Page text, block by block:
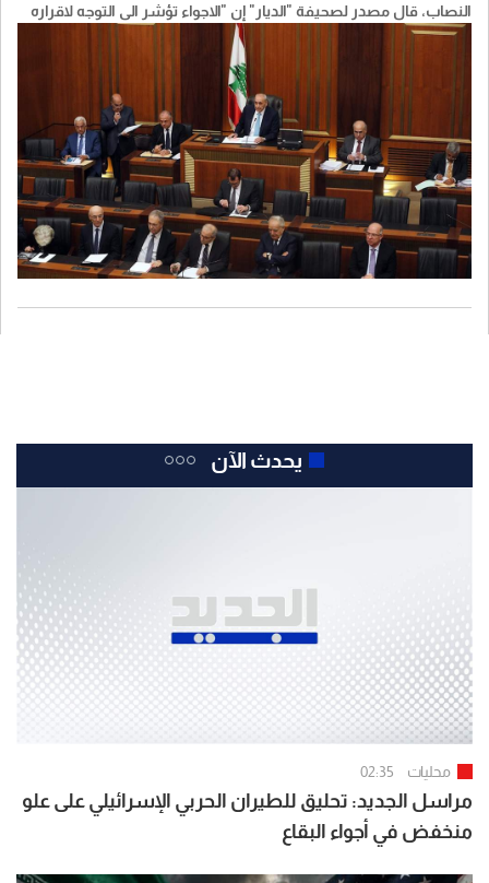
النصاب، قال مصدر لصحيفة "الديار" إن "الاجواء تؤشر الى التوجه لاقراره
باكثرية كبيرة، في ضوء ما جرى مؤخرا".
يحدث الآن
محليات 02:35
مراسل الجديد: تحليق للطيران الحربي الإسرائيلي على علو
منخفض في أجواء البقاع